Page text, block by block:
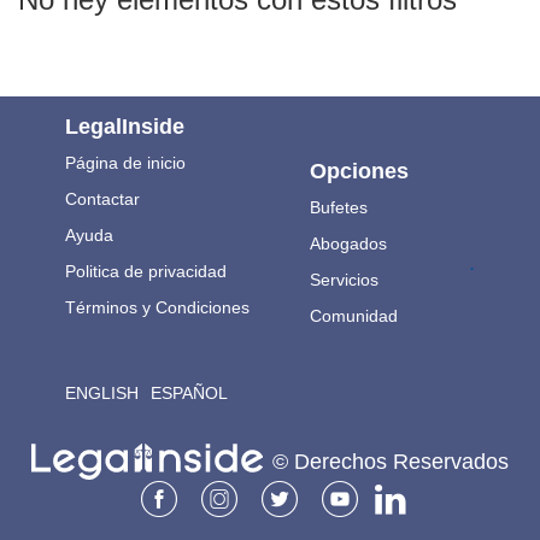
LegalInside
Página de inicio
Contactar
Ayuda
Politica de privacidad
Términos y Condiciones
ENGLISH ESPAÑOL
Opciones
Bufetes
Abogados
Servicios
Comunidad
.
© Derechos Reservados